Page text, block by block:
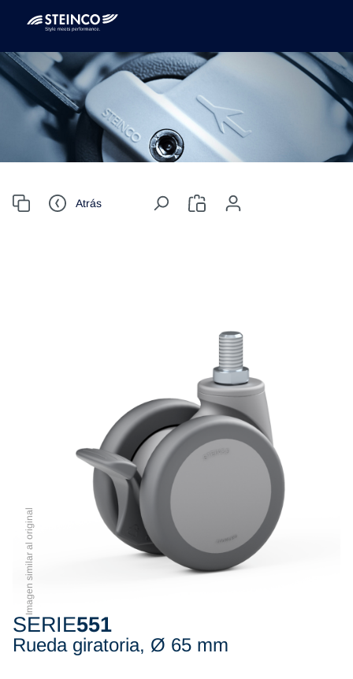
Atrás
Imagen similar al original
SERIE551
Rueda giratoria, Ø 65 mm